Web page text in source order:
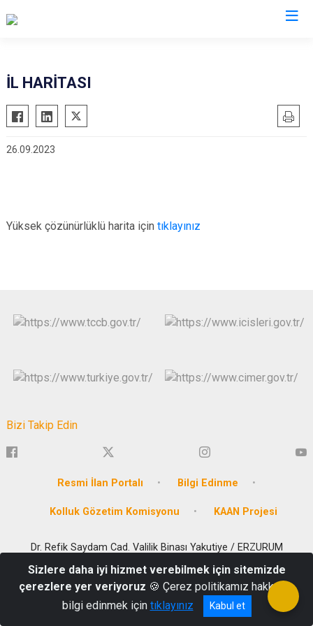
İL HARİTASI
26.09.2023
Yüksek çözünürlüklü harita için tıklayınız
Bizi Takip Edin
Resmi İlan Portalı Bilgi Edinme
Kolluk Gözetim Komisyonu KAAN Projesi
Dr. Refik Saydam Cad. Valilik Binası Yakutiye / ERZURUM
Mesai Saatleri içi :0 442 237 50 04-05 **** Mesai Saatleri Dışı: 0
442 235 70 81 -82
Sizlere daha iyi hizmet verebilmek için sitemizde
çerezlere yer veriyoruz 🍪 Çerez politikamız hakkında
bilgi edinmek için tıklayınız Kabul et